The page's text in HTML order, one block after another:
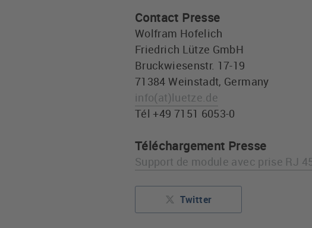
Contact Presse
Wolfram Hofelich
Friedrich Lütze GmbH
Bruckwiesenstr. 17-19
71384 Weinstadt, Germany
info(at)luetze.de
Tél +49 7151 6053-0
Téléchargement Presse
Support de module avec prise RJ
Twitter